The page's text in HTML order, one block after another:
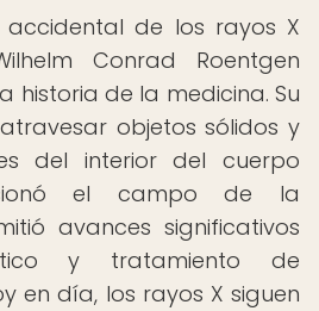
accidental de los rayos X
Conrad Roentgen
historia de la medicina. Su
objetos sólidos y
del interior del cuerpo
el campo de la
avances significativos
y tratamiento de
en día, los rayos X siguen